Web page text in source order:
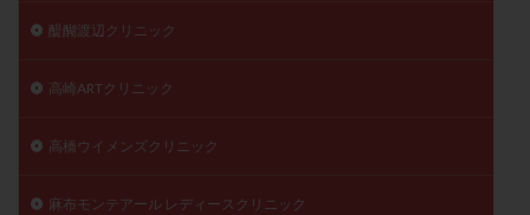
醍醐渡辺クリニック
高崎ARTクリニック
高橋ウイメンズクリニック
麻布モンテアール レディースクリニック